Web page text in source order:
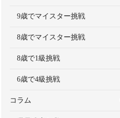
9歳でマイスター挑戦
8歳でマイスター挑戦
8歳で1級挑戦
6歳で4級挑戦
コラム